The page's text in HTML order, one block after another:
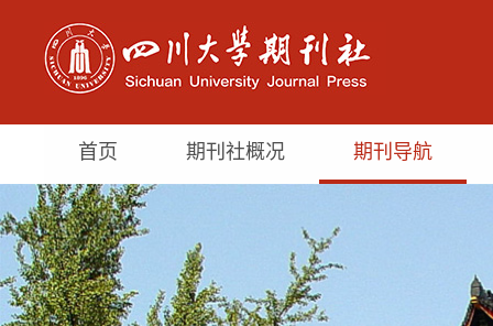
首页 期刊社概况 期刊导航